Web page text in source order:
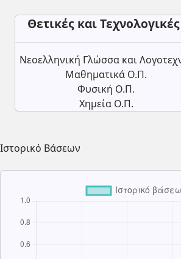
Θετικές και
Νεοελληνική Γλώσσα και
Μαθηματικά Ο.Π.
Φυσική Ο.Π.
Χημεία Ο.Π.
Ιστορικό Βάσεων